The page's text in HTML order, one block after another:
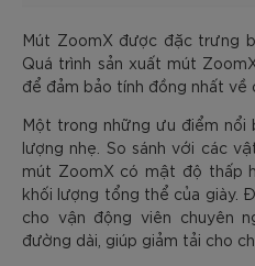
Mút ZoomX được đặc trưng
Quá trình sản xuất mút
để đảm bảo tính đồng nhất về
Một trong những ưu điểm
lượng nhẹ. So sánh với các
mút ZoomX có mật độ thấp
khối lượng tổng thể của giày.
cho vận động viên chuyên
đường dài, giúp giảm tải cho